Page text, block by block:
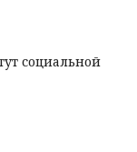
социальной